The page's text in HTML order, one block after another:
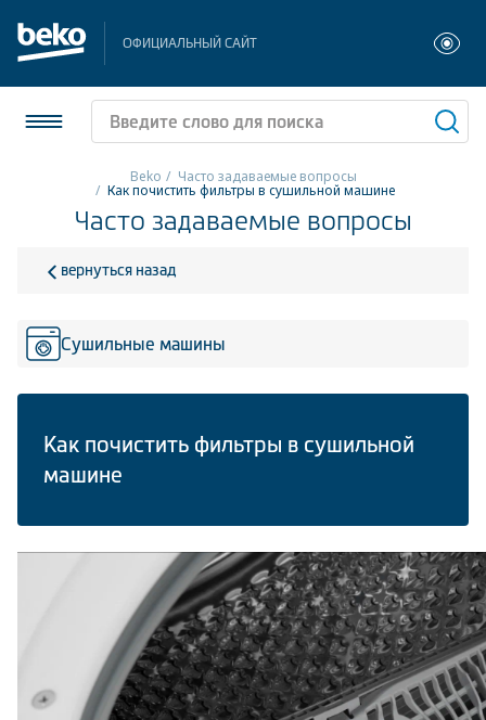
ОФИЦИАЛЬНЫЙ САЙТ
Холодильники и морозильники
Стиральные и сушильные машины
Плиты
Малая бытовая техника
Beko Часто задаваемые вопросы
Как почистить фильтры в сушильной машине
Часто задаваемые вопросы
вернуться назад
Сушильные машины
Как почистить фильтры в сушильной
машине